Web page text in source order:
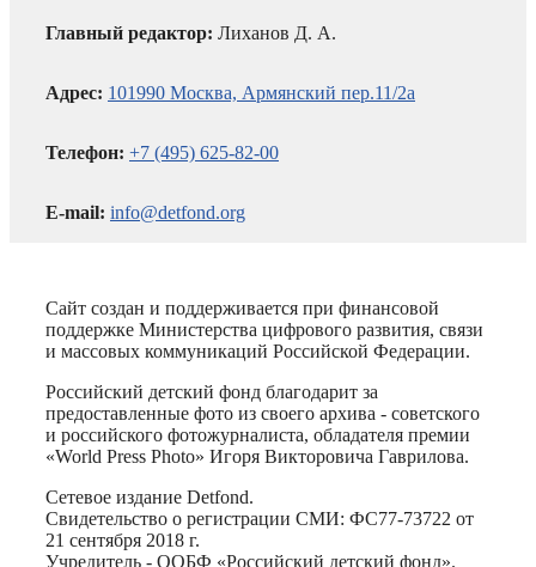
Главный редактор: Лиханов Д. А.
Адрес: 101990 Москва, Армянский пер.11/2а
Телефон: +7 (495) 625-82-00
E-mail: info@detfond.org
Сайт создан и поддерживается при финансовой
поддержке Министерства цифрового развития, связи
и массовых коммуникаций Российской Федерации.
Российский детский фонд благодарит за
предоставленные фото из своего архива - советского
и российского фотожурналиста, обладателя премии
«World Press Photo» Игоря Викторовича Гаврилова.
Сетевое издание Detfond.
Свидетельство о регистрации СМИ: ФС77-73722 от
21 сентября 2018 г.
Учредитель - ООБФ «Российский детский фонд».